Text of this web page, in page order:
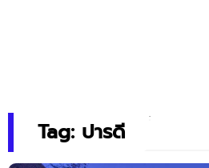
Tag: ปารดี